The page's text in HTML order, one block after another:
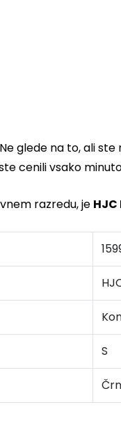
glede na to, ali
cenili vsako
razredu, je HJC
S